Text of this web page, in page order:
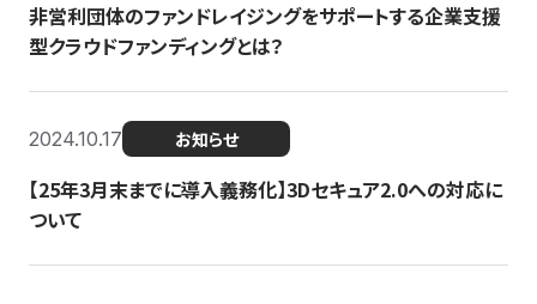
非営利団体のファンドレイジングをサポートする企業支援
型クラウドファンディングとは？
2024.10.17 お知らせ
【25年3月末までに導入義務化】3Dセキュア2.0への対応に
ついて